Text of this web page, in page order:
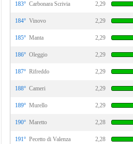
183° Carbonara Scrivia 2,29
184° Vinovo 2,29
185° Manta 2,29
186° Oleggio 2,29
187° Rifreddo 2,29
188° Cameri 2,29
189° Murello 2,29
190° Maretto 2,28
191° Pecetto di Valenza 2,28